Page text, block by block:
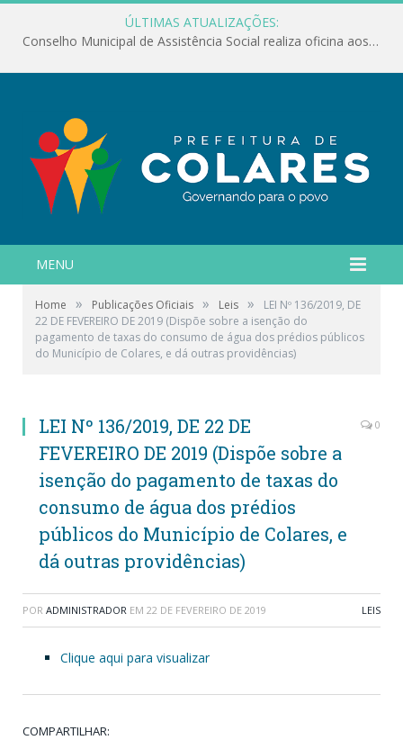
ÚLTIMAS ATUALIZAÇÕES:
Conselho Municipal de Assistência Social realiza oficina aos servidores
MENU
Home » Publicações Oficiais » Leis »
LEI Nº 136/2019, DE
22 DE FEVEREIRO DE 2019 (Dispõe sobre a isenção do
pagamento de taxas do consumo de água dos prédios públicos
do Município de Colares, e dá outras providências)
LEI Nº 136/2019, DE 22 DE
FEVEREIRO DE 2019 (Dispõe sobre a
isenção do pagamento de taxas do
consumo de água dos prédios
públicos do Município de Colares, e
dá outras providências)
0
POR ADMINISTRADOR EM 22 DE FEVEREIRO DE 2019 LEIS
Clique aqui para visualizar
COMPARTILHAR: